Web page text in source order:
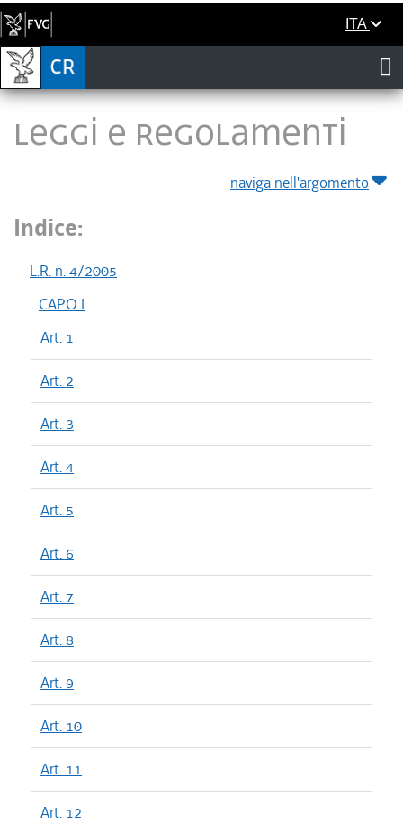
ITA
LEGGI E REGOLAMENTI
naviga nell'argomento
Indice:
L.R. n. 4/2005
CAPO I
Art. 1
Art. 2
Art. 3
Art. 4
Art. 5
Art. 6
Art. 7
Art. 8
Art. 9
Art. 10
Art. 11
Art. 12